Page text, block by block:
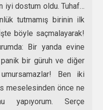
iyi dostum oldu. Tuhaf…
tutmamış birinin ilk
böyle saçmalayarak!
Bir yanda evine
bir güruh ve diğer
Ben iki
meselesinden önce ne
yapıyorum. Serçe